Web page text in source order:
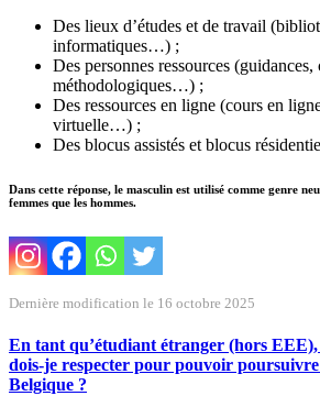
Des lieux d’études et de travail
informatiques…) ;
Des personnes ressources (guidances,
méthodologiques…) ;
Des ressources en ligne (cours en
virtuelle…) ;
Des blocus assistés et blocus
Dans cette réponse, le masculin est utilisé comme genre
femmes que les hommes.
Dernière modification le 16 octobre 2025
En tant qu’étudiant étranger (hors EEE),
dois-je respecter pour pouvoir poursuivre
Belgique ?